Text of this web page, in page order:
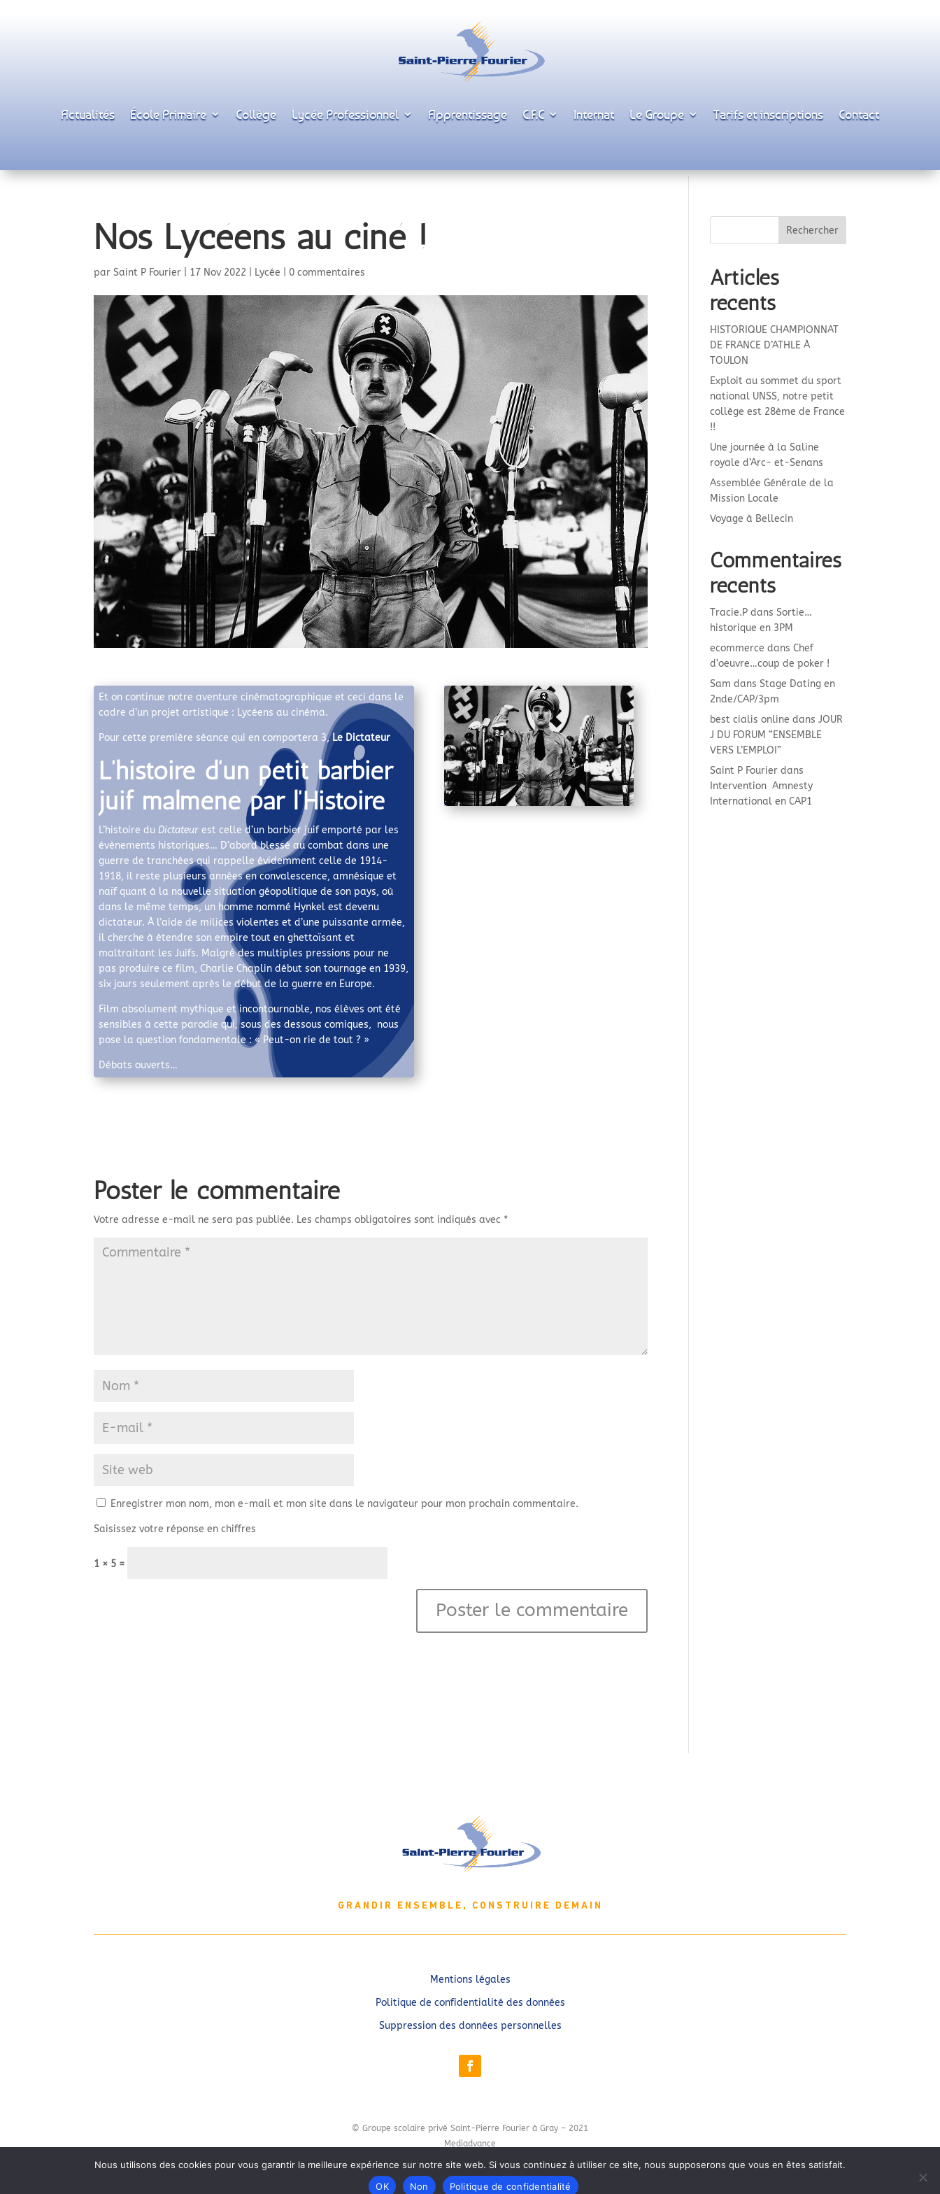
Actualités École Primaire Collège Lycée Professionnel Apprentissage C.F.C Internat Le Groupe Tarifs et inscriptions Contact
Nos Lycéens au ciné !
parSaint P Fourier 17 Nov 2022 Lycée 0 commentaires
Et on continue notre aventure cinématographique et ceci dans le
cadre d’un projet artistique : Lycéens au cinéma.
Pour cette première séance qui en comportera 3, Le Dictateur
L’histoire d’un petit barbier
juif malmené par l’Histoire
L’histoire du Dictateur est celle d’un barbier juif emporté par les
évènements historiques… D’abord blessé au combat dans une
guerre de tranchées qui rappelle évidemment celle de 1914-
1918, il reste plusieurs années en convalescence, amnésique et
naïf quant à la nouvelle situation géopolitique de son pays, où
dans le même temps, un homme nommé Hynkel est devenu
dictateur. À l’aide de milices violentes et d’une puissante armée,
il cherche à étendre son empire tout en ghettoïsant et
maltraitant les Juifs. Malgré des multiples pressions pour ne
pas produire ce film, Charlie Chaplin début son tournage en 1939,
six jours seulement après le début de la guerre en Europe.
Film absolument mythique et incontournable, nos élèves ont été
sensibles à cette parodie qui, sous des dessous comiques, nous
pose la question fondamentale : « Peut-on rie de tout ? »
Débats ouverts…
Poster le commentaire
Votre adresse e-mail ne sera pas publiée. Les champs obligatoires sont indiqués avec *
Enregistrer mon nom, mon e-mail et mon site dans le navigateur pour mon prochain commentaire.
Saisissez votre réponse en chiffres
1 × 5 =
Articles
récents
HISTORIQUE CHAMPIONNAT
DE FRANCE D’ATHLE À
TOULON
Exploit au sommet du sport
national UNSS, notre petit
collège est 28ème de France
!!
Une journée à la Saline
royale d’Arc- et-Senans
Assemblée Générale de la
Mission Locale
Voyage à Bellecin
Commentaires
récents
Tracie.P dansSortie…
historique en 3PM
ecommerce dansChef
d’oeuvre…coup de poker !
Sam dansStage Dating en
2nde/CAP/3pm
best cialis online dansJOUR
J DU FORUM “ENSEMBLE
VERS L’EMPLOI”
Saint P Fourier dans
Intervention Amnesty
International en CAP1
GRANDIR ENSEMBLE, CONSTRUIRE DEMAIN
Mentions légales
Politique de confidentialité des données
Suppression des données personnelles
© Groupe scolaire privé Saint-Pierre Fourier à Gray – 2021
Mediadvance
Nous utilisons des cookies pour vous garantir la meilleure expérience sur notre site web. Si vous continuez à utiliser ce site, nous supposerons que vous en êtes satisfait.
OK
Non Politique de confidentialité